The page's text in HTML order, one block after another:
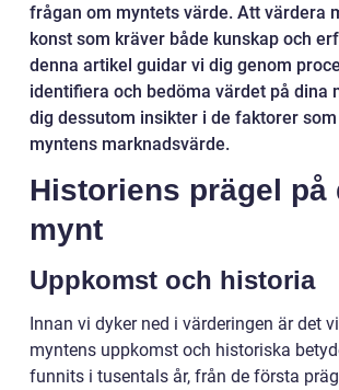
frågan om myntets värde. Att värdera
konst som kräver både kunskap och
denna artikel guidar vi dig genom
identifiera och bedöma värdet på dina
dig dessutom insikter i de faktorer
myntens marknadsvärde.
Historiens prägel på
mynt
Uppkomst och historia
Innan vi dyker ned i värderingen är det
myntens uppkomst och historiska
funnits i tusentals år, från de första